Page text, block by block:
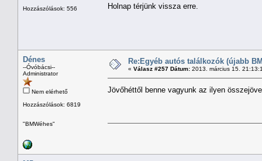
Hozzászólások: 556
Holnap térjünk vissza erre.
Dénes
--Óvóbácsi--
Administrator
Nem elérhető
Hozzászólások: 6819
"BMWéhes"
Re:Egyéb autós találkozók (újabb
« Válasz #257 Dátum: 2013. március 15.
Jövőhéttől benne vagyunk az ilyen